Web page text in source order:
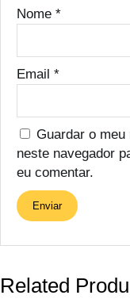
Nome *
Email *
Guardar o
neste navegador
eu comentar.
Related